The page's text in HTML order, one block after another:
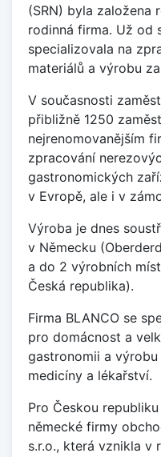
(SRN) byla založena
rodinná firma. Už od
specializovala na
materiálů a výrobu
V současnosti
přibližně 1250
nejrenomovanějším
zpracování
gastronomických
v Evropě, ale i v
Výroba je dnes
v Německu
a do 2 výrobních
Česká republika).
Firma BLANCO se
pro domácnost a
gastronomii a
medicíny a lékařství.
Pro Českou
německé firmy
s.r.o., která vznikla v